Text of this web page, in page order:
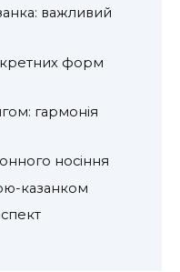
важливий
форм
гармонія
носіння
казанком